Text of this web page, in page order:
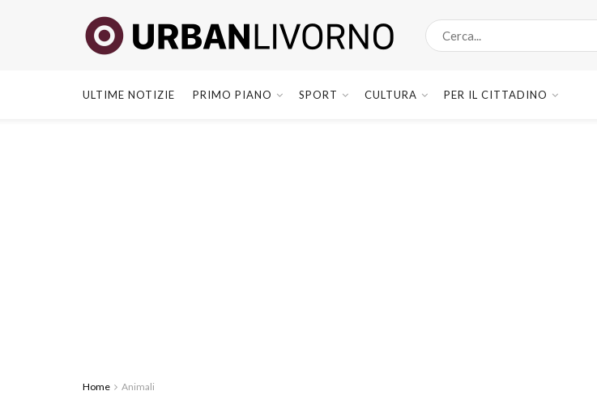
ULTIME NOTIZIE PRIMO PIANO SPORT CULTURA PER IL CITTADINO
Home Animali